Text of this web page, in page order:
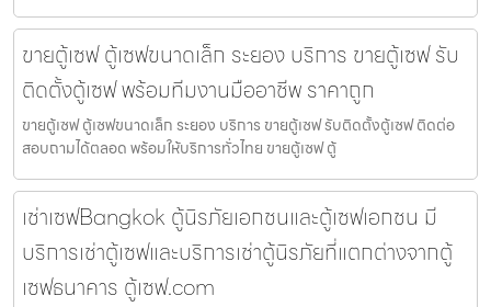
ขายตู้เซฟ ตู้เซฟขนาดเล็ก ระยอง บริการ ขายตู้เซฟ รับ
ติดตั้งตู้เซฟ พร้อมทีมงานมืออาชีพ ราคาถูก
ขายตู้เซฟ ตู้เซฟขนาดเล็ก ระยอง บริการ ขายตู้เซฟ รับติดตั้งตู้เซฟ ติดต่อ
สอบถามได้ตลอด พร้อมให้บริการทั่วไทย ขายตู้เซฟ ตู้
เช่าเซฟBangkok ตู้นิรภัยเอกชนและตู้เซฟเอกชน มี
บริการเช่าตู้เซฟและบริการเช่าตู้นิรภัยที่แตกต่างจากตู้
เซฟธนาคาร ตู้เซฟ.com